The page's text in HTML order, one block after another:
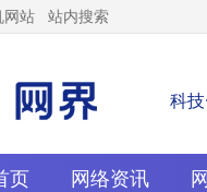
网站 站内搜索
科技
页 网络资讯